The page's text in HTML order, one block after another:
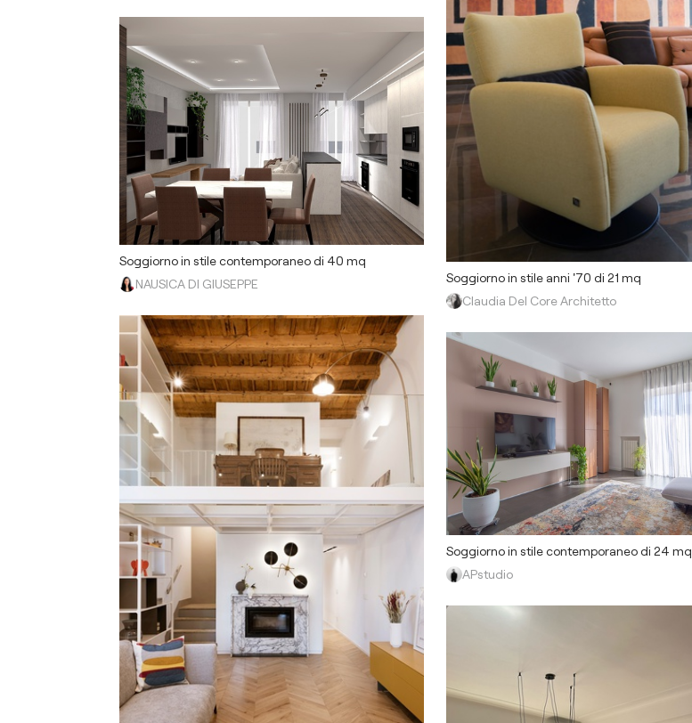
Soggiorno in stile contemporaneo di 40 mq
NAUSICA DI GIUSEPPE
Soggiorno in stile anni '70 di 21 mq
Claudia Del Core Architetto
Soggiorno in stile contemporaneo di 24 mq
APstudio